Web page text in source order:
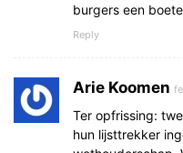
burgers een
Reply
Arie Koomen
Ter opfrissing:
hun lijsttrekker